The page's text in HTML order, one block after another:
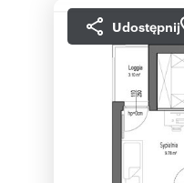
Udostępnij